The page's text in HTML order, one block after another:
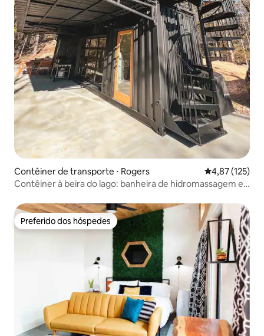
Contêiner de transporte ⋅ Rogers 4,87 de uma
4,87 (125)
Contêiner à beira do lago: banheira de hidromassagem e
Preferido dos hóspedes
Preferido dos hóspedes